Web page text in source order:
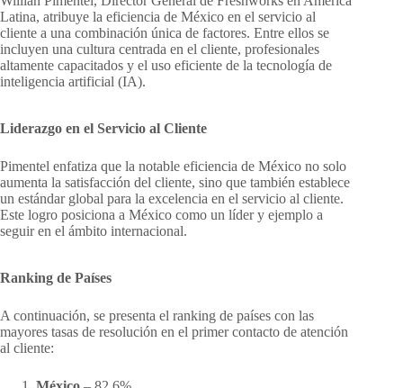
Latina, atribuye la eficiencia de México en el servicio al
cliente a una combinación única de factores. Entre ellos se
incluyen una cultura centrada en el cliente, profesionales
altamente capacitados y el uso eficiente de la tecnología de
inteligencia artificial (IA).
Liderazgo en el Servicio al Cliente
Pimentel enfatiza que la notable eficiencia de México no solo
aumenta la satisfacción del cliente, sino que también establece
un estándar global para la excelencia en el servicio al cliente.
Este logro posiciona a México como un líder y ejemplo a
seguir en el ámbito internacional.
Ranking de Países
A continuación, se presenta el ranking de países con las
mayores tasas de resolución en el primer contacto de atención
al cliente: